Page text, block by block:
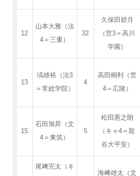
12
山本大雅（法
4＝三重）
32
久保田碧月
（営3＝高川
学園）
13
塙雄裕（法3
＝常総学院）
4
高田桐利（営
4＝広陵）
15
石田旭昇（文
4＝東筑）
5
松田憲之朗
（キャ4＝龍
谷大平安）
尾﨑完太（キ
海﨑雄太（文